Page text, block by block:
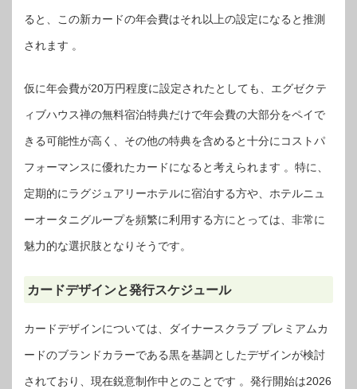
ると、この新カードの年会費はそれ以上の設定になると推測
されます 。
仮に年会費が20万円程度に設定されたとしても、エグゼクテ
ィブハウス禅の無料宿泊特典だけで年会費の大部分をペイで
きる可能性が高く、その他の特典を含めると十分にコストパ
フォーマンスに優れたカードになると考えられます 。特に、
定期的にラグジュアリーホテルに宿泊する方や、ホテルニュ
ーオータニグループを頻繁に利用する方にとっては、非常に
魅力的な選択肢となりそうです。
カードデザインと発行スケジュール
カードデザインについては、ダイナースクラブ プレミアムカ
ードのブランドカラーである黒を基調としたデザインが検討
されており、現在鋭意制作中とのことです 。発行開始は2026